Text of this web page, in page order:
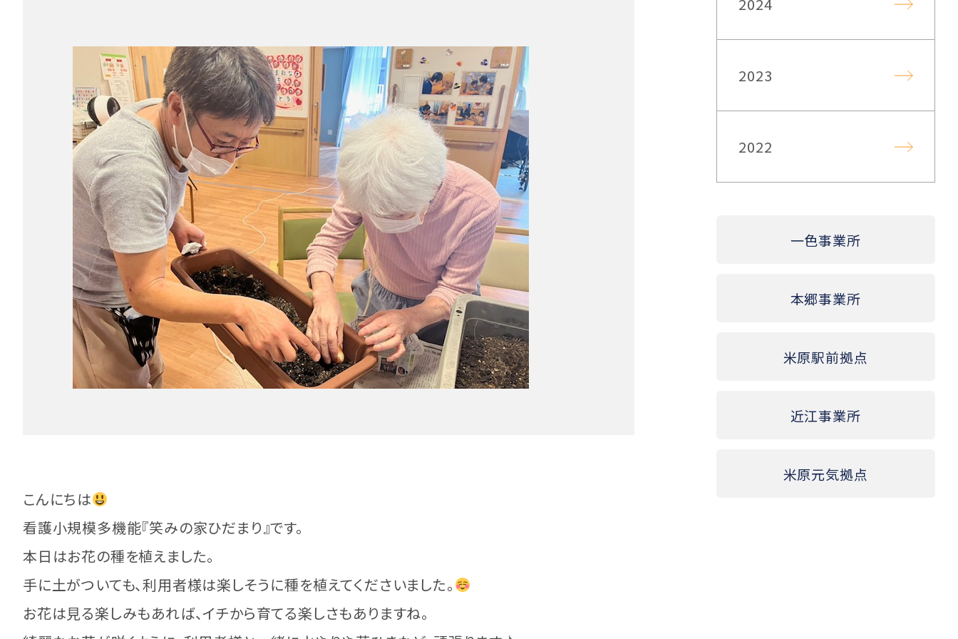
こんにちは
看護小規模多機能『笑みの家ひだまり』です。
本日はお花の種を植えました。
手に土がついても、利用者様は楽しそうに種を植えてくださいました。
お花は見る楽しみもあれば、イチから育てる楽しさもありますね。
2023
2022
一色事業所
本郷事業所
米原駅前拠点
近江事業所
米原元気拠点